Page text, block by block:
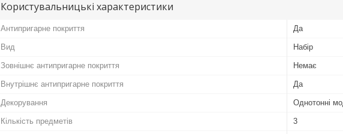
Користувальницькі характеристики
Антипригарне покриття Да
Вид Набір
Зовнішнє антипригарне покриття Немає
Внутрішнє антипригарне покриття Да
Декорування Однотонні
Кількість предметів 3